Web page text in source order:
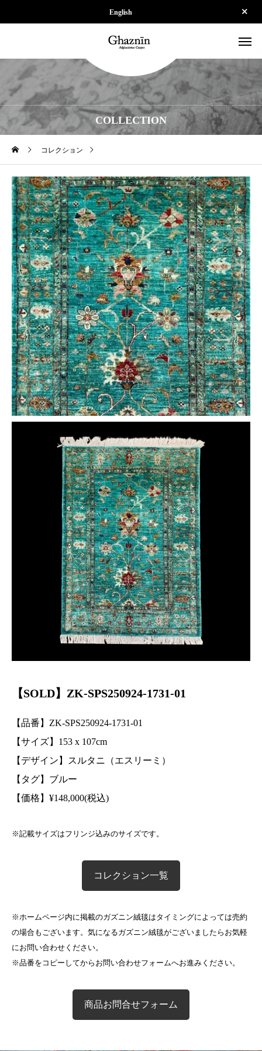
English
COLLECTION
コレクション
【SOLD】ZK-SPS250924-1731-01
【品番】ZK-SPS250924-1731-01
【サイズ】153 x 107cm
【デザイン】スルタニ（エスリーミ）
【タグ】ブルー
【価格】 ¥148,000(税込)
※記載サイズはフリンジ込みのサイズです。
コレクション一覧
※ホームページ内に掲載のガズニン絨毯はタイミングによっては売約
の場合もございます。気になるガズニン絨毯がございましたらお気軽
にお問い合わせください。
※品番をコピーしてからお問い合わせフォームへお進みください。
商品お問合せフォーム